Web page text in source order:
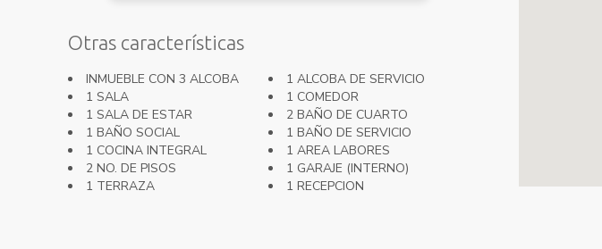
Otras características
INMUEBLE CON 3 ALCOBA
1 ALCOBA DE SERVICIO
1 SALA
1 COMEDOR
1 SALA DE ESTAR
2 BAÑO DE CUARTO
1 BAÑO SOCIAL
1 BAÑO DE SERVICIO
1 COCINA INTEGRAL
1 AREA LABORES
2 NO. DE PISOS
1 GARAJE (INTERNO)
1 TERRAZA
1 RECEPCION